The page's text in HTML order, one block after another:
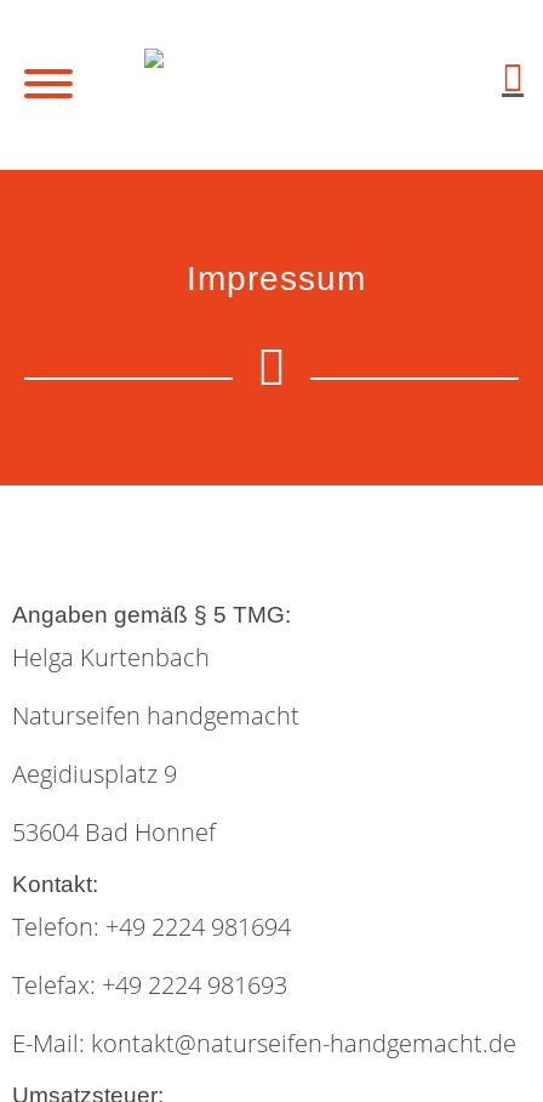
Impressum
Angaben gemäß § 5 TMG:
Helga Kurtenbach
Naturseifen handgemacht
Aegidiusplatz 9
53604 Bad Honnef
Kontakt:
Telefon: +49 2224 981694
Telefax: +49 2224 981693
E-Mail: kontakt@naturseifen-handgemacht.de
Umsatzsteuer: